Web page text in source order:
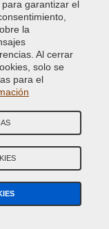
garantizar el
la
Al cerrar
solo se
para el